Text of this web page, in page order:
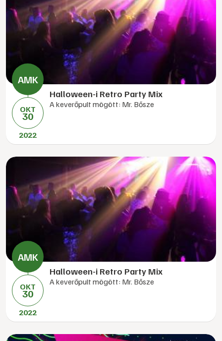
OKT
30
2022
Halloween-i Retro Party Mix
A keverőpult mögött: Mr. Bősze
OKT
30
2022
Halloween-i Retro Party Mix
A keverőpult mögött: Mr. Bősze